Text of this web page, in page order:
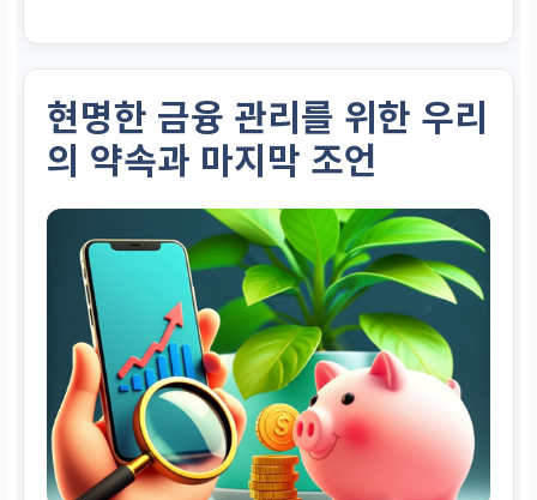
현명한 금융 관리를 위한 우리
의 약속과 마지막 조언